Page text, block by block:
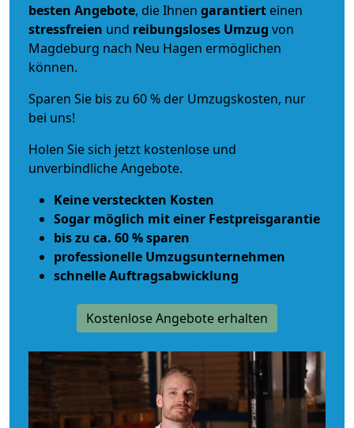
besten Angebote, die Ihnen garantiert einen
stressfreien und reibungsloses Umzug von
Magdeburg nach Neu Hagen ermöglichen
können.
Sparen Sie bis zu 60 % der Umzugskosten, nur
bei uns!
Holen Sie sich jetzt kostenlose und
unverbindliche Angebote.
Keine versteckten Kosten
Sogar möglich mit einer Festpreisgarantie
bis zu ca. 60 % sparen
professionelle Umzugsunternehmen
schnelle Auftragsabwicklung
Kostenlose Angebote erhalten